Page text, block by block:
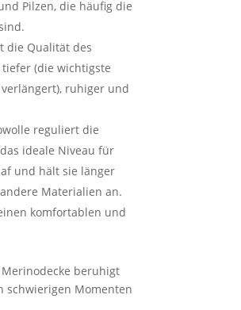
Pilzen, die häufig die
die Qualität des
(die wichtigste
ruhiger und
reguliert die
ideale Niveau für
und hält sie länger
Materialien an.
komfortablen und
beruhigt
schwierigen Momenten